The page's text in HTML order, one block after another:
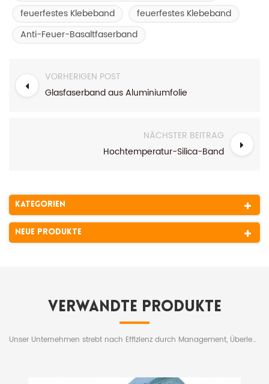
feuerfestes Klebeband
feuerfestes Klebeband
Anti-Feuer-Basaltfaserband
VORHERIGEN POST
Glasfaserband aus Aluminiumfolie
NÄCHSTER BEITRAG
Hochtemperatur-Silica-Band
Kategorien
Neue Produkte
Verwandte Produkte
Unser Unternehmen strebt nach Effizienz durch Management, Überleben durch Qualität und Entwicklung durch Reputation und verbessert aktiv die Qualität und Werte der Produkte, wobei es sich an die kundenorientierte und Win-Win-Geschäftsphilosophie hält.